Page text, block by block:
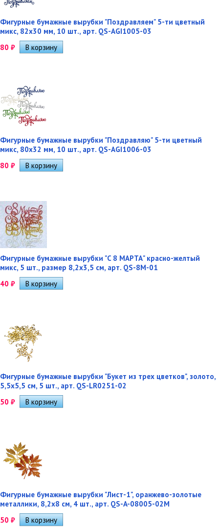
Фигурные бумажные вырубки "Поздравляем" 5-ти цветный
микс, 82х30 мм, 10 шт., арт. QS-AGI1005-03
80 ₽
Фигурные бумажные вырубки "Поздравляю" 5-ти цветный
микс, 80х32 мм, 10 шт., арт. QS-AGI1006-03
80 ₽
Фигурные бумажные вырубки "C 8 МАРТА" красно-желтый
микс, 5 шт., размер 8,2х3,5 см, арт. QS-8M-01
40 ₽
Фигурные бумажные вырубки "Букет из трех цветков", золото,
5,5х5,5 см, 5 шт., арт. QS-LR0251-02
50 ₽
Фигурные бумажные вырубки "Лист-1", оранжево-золотые
металлики, 8,2х8 см, 4 шт., арт. QS-A-08005-02M
50 ₽